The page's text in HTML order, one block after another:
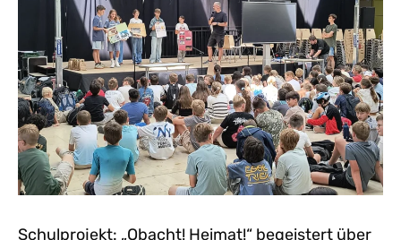
Schulprojekt: „Obacht! Heimat!“ begeistert über